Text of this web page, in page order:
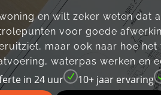
en wilt zeker weten dat
voor goede
maar ook naar hoe
waterpas werken en
in 24 uur N 10+ jaar ervaring